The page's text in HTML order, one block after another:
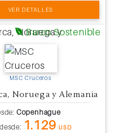
VER DETALLES
Barco Sostenible
MSC Cruceros
Noruega y Alemania
Copenhague
1.129 USD